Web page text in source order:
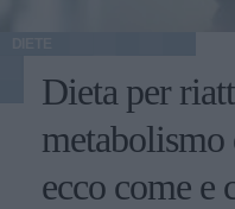
Dieta per
metabolismo
ecco come e